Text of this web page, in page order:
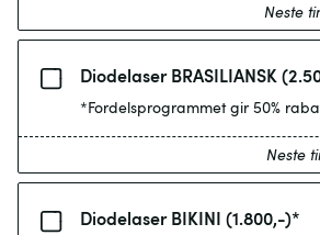
Neste
Diodelaser BRASILIANSK
*Fordelsprogrammet gir 50%
Neste
Diodelaser BIKINI (1.800,-)*